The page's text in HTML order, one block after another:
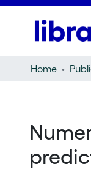
Home